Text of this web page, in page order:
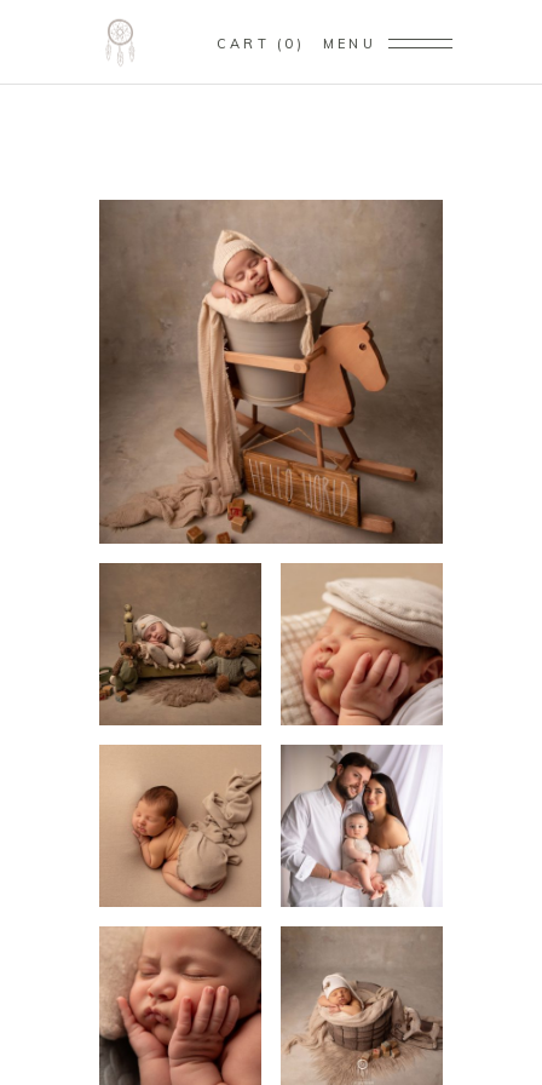
CART 0 MENU